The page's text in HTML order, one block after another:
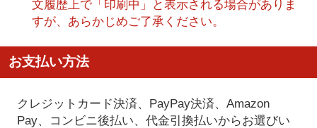
文履歴上で「印刷中」と表示される場合がありま
すが、あらかじめご了承ください。
お支払い方法
クレジットカード決済、PayPay決済、Amazon
Pay、コンビニ後払い、代金引換払いからお選びい